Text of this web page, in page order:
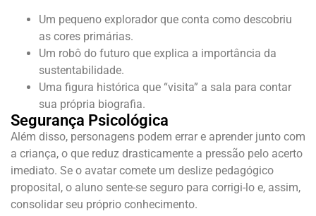
Um pequeno explorador que conta como descobriu
as cores primárias.
Um robô do futuro que explica a importância da
sustentabilidade.
Uma figura histórica que “visita” a sala para contar
sua própria biografia.
Segurança Psicológica
Além disso, personagens podem errar e aprender junto com
a criança, o que reduz drasticamente a pressão pelo acerto
imediato. Se o avatar comete um deslize pedagógico
proposital, o aluno sente-se seguro para corrigi-lo e, assim,
consolidar seu próprio conhecimento.